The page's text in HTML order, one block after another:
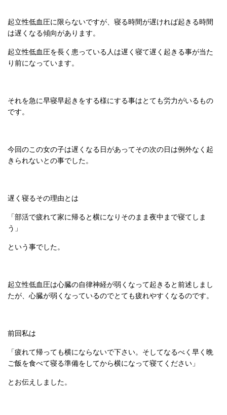
起立性低血圧に限らないですが、寝る時間が遅ければ起きる時間
は遅くなる傾向があります。
起立性低血圧を長く患っている人は遅く寝て遅く起きる事が当た
り前になっています。
それを急に早寝早起きをする様にする事はとても労力がいるもの
です。
今回のこの女の子は遅くなる日があってその次の日は例外なく起
きられないとの事でした。
遅く寝るその理由とは
「部活で疲れて家に帰ると横になりそのまま夜中まで寝てしま
う」
という事でした。
起立性低血圧は心臓の自律神経が弱くなって起きると前述しまし
たが、心臓が弱くなっているのでとても疲れやすくなるのです。
前回私は
「疲れて帰っても横にならないで下さい。そしてなるべく早く晩
ご飯を食べて寝る準備をしてから横になって寝てください」
とお伝えしました。